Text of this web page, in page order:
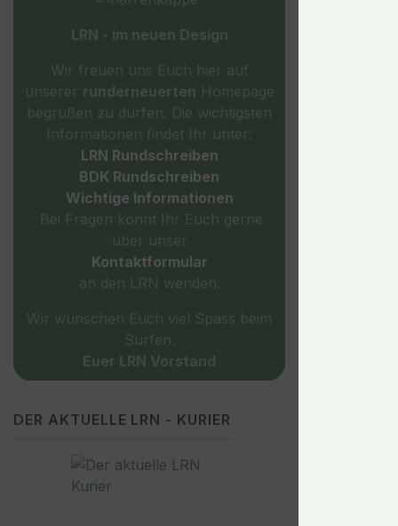
LRN - im neuen Design
Wir freuen uns Euch hier auf
unserer runderneuerten Homepage
begrüßen zu dürfen. Die wichtigsten
Informationen findet Ihr unter:
LRN Rundschreiben
BDK Rundschreiben
Wichtige Informationen
Bei Fragen könnt Ihr Euch gerne
über unser
Kontaktformular
an den LRN wenden.
Wir wünschen Euch viel Spass beim
Surfen.
Euer LRN Vorstand
DER AKTUELLE LRN - KURIER